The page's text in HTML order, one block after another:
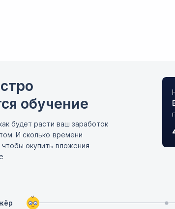
обучение
будет расти ваш заработок
И сколько времени
окупить вложения